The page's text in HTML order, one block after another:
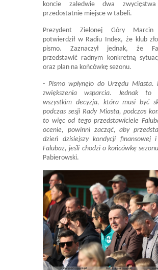
koncie zaledwie dwa
przedostatnie miejsce w tabeli.
Prezydent Zielonej Góry Marcin
potwierdził w Radiu Index, że klub
pismo. Zaznaczył jednak, że
przedstawić radnym konkretną
oraz plan na końcówkę sezonu.
- Pismo wpłynęło do Urzędu Miasta.
zwiększenia wsparcia. Jednak to
wszystkim decyzja, która musi być
podczas sesji Rady Miasta, podczas
to więc od tego przedstawiciele
ocenie, powinni zacząć, aby
dzień dzisiejszy kondycji finansowej
Falubaz, jeśli chodzi o końcówkę sezonu
Pabierowski.